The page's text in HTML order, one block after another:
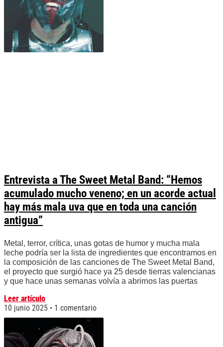
Entrevista a The Sweet Metal Band: “Hemos
acumulado mucho veneno; en un acorde actual
hay más mala uva que en toda una canción
antigua”
Metal, terror, crítica, unas gotas de humor y mucha mala
leche podría ser la lista de ingredientes que encontramos en
la composición de las canciones de The Sweet Metal Band,
el proyecto que surgió hace ya 25 desde tierras valencianas
y que hace unas semanas volvía a abrirnos las puertas
Leer artículo
10 junio 2025
1 comentario